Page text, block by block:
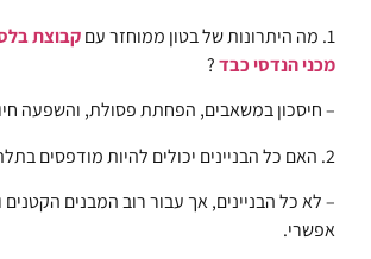
1. מה היתרונות של בטון ממוחזר עם
קבוצת
מכני הנדסי כבד?
– חיסכון במשאבים, הפחתת פסולת, והשפעה
2. האם כל הבניינים יכולים להיות מודפסים בתלת מימד?
– לא כל הבניינים, אך עבור רוב המבנים הקטנים
אפשרי.